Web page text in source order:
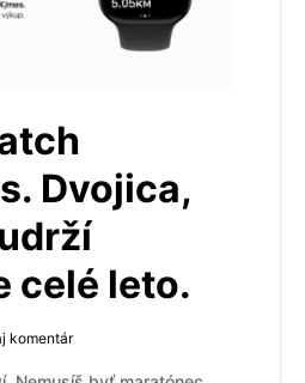
Dvojica,
celé leto.
komentár